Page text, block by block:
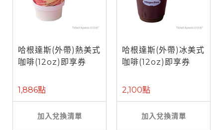
哈根達斯(外帶)熱美式
咖啡(12oz)即享券
1,886點
加入兌換清單
哈根達斯(外帶)冰美式
咖啡(12oz)即享券
2,100點
加入兌換清單